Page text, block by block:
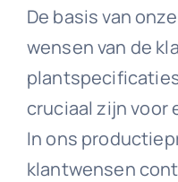
De basis van
wensen van de
cruciaal zijn voor
In ons
klantwensen